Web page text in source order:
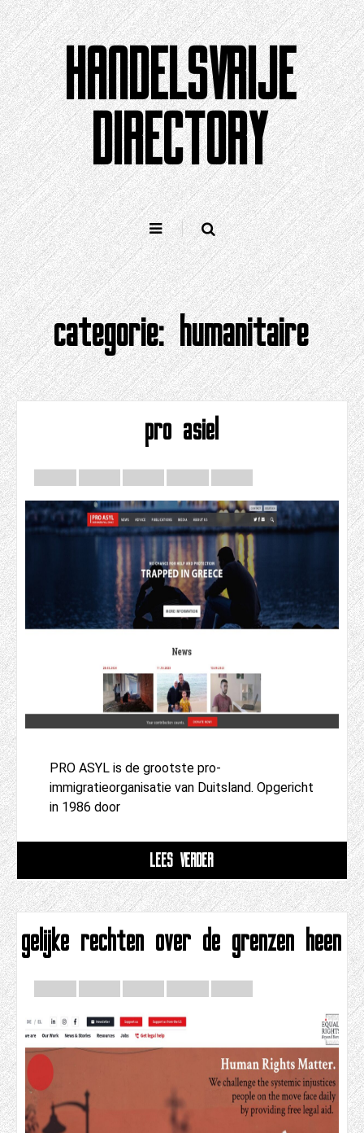
Doorgaan
naar
artikel
HANDELSVRIJE
DIRECTORY
categorie:humanitaire
pro asiel
PRO ASYL is de grootste pro-
immigratieorganisatie van Duitsland. Opgericht
in 1986 door
LEES VERDER
gelijke rechten over de grenzen heen